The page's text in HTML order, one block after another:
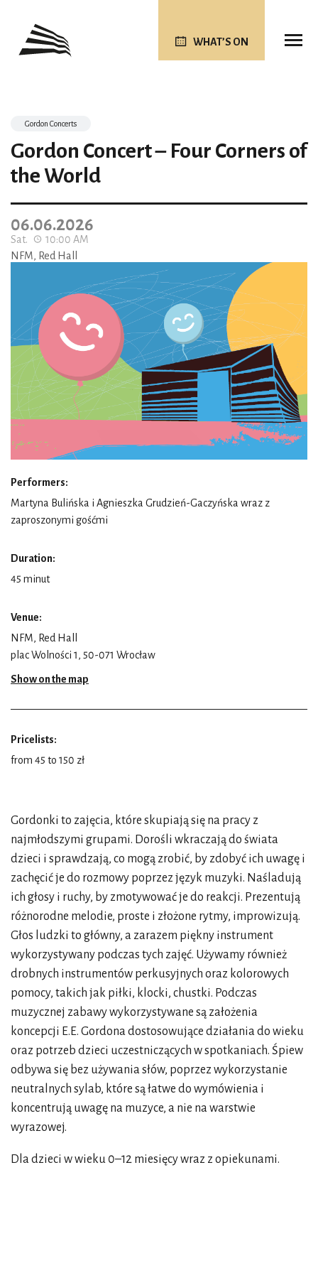
WHAT’S ON
Gordon Concerts
Gordon Concert – Four Corners of
the World
06.06.2026
Sat.
10:00 AM
NFM, Red Hall
Performers:
Martyna Bulińska i Agnieszka Grudzień-Gaczyńska wraz z
zaproszonymi gośćmi
Duration:
45 minut
Venue:
NFM, Red Hall
plac Wolności 1, 50-071 Wrocław
Show on the map
Pricelists:
from 45 to 150 zł
Gordonki to zajęcia, które skupiają się na pracy z
najmłodszymi grupami. Dorośli wkraczają do świata
dzieci i sprawdzają, co mogą zrobić, by zdobyć ich uwagę i
zachęcić je do rozmowy poprzez język muzyki. Naśladują
ich głosy i ruchy, by zmotywować je do reakcji. Prezentują
różnorodne melodie, proste i złożone rytmy, improwizują.
Głos ludzki to główny, a zarazem piękny instrument
wykorzystywany podczas tych zajęć. Używamy również
drobnych instrumentów perkusyjnych oraz kolorowych
pomocy, takich jak piłki, klocki, chustki. Podczas
muzycznej zabawy wykorzystywane są założenia
koncepcji E.E. Gordona dostosowujące działania do wieku
oraz potrzeb dzieci uczestniczących w spotkaniach. Śpiew
odbywa się bez używania słów, poprzez wykorzystanie
neutralnych sylab, które są łatwe do wymówienia i
koncentrują uwagę na muzyce, a nie na warstwie
wyrazowej.
Dla dzieci w wieku 0–12 miesięcy wraz z opiekunami.